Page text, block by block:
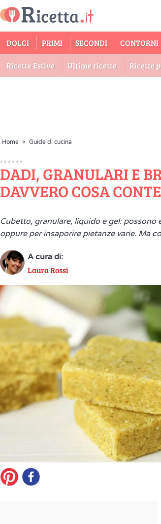
DOLCI PRIMI SECONDI CONTORNI
Ricette Estive Ultime ricette Ricette
Home > Guide di cucina
DADI, GRANULARI E
DAVVERO COSA
Cubetto, granulare, liquido e gel: possono
oppure per insaporire pietanze varie. Ma
A cura di:
Laura Rossi